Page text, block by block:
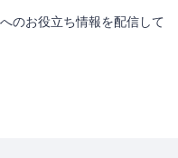
のお役立ち情報を配信して